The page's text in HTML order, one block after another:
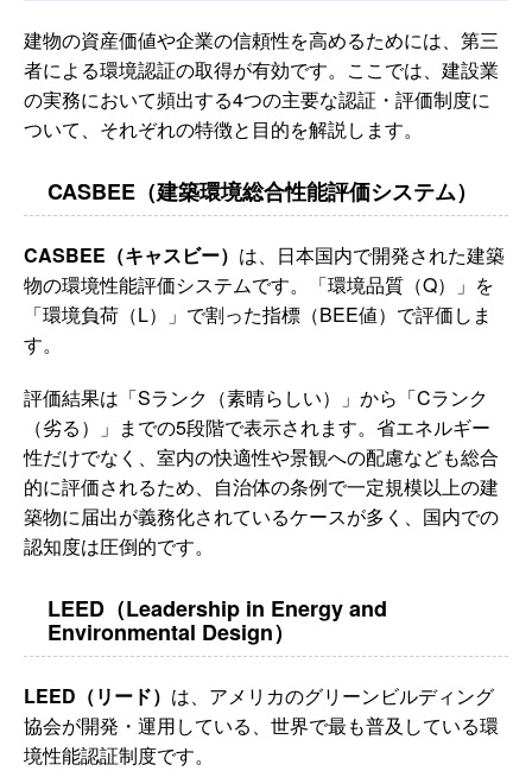
建物の資産価値や企業の信頼性を高めるためには、第三
者による環境認証の取得が有効です。ここでは、建設業
の実務において頻出する4つの主要な認証・評価制度に
ついて、それぞれの特徴と目的を解説します。
CASBEE（建築環境総合性能評価システム）
CASBEE（キャスビー） は、日本国内で開発された建築
物の環境性能評価システムです。「環境品質（Q）」を
「環境負荷（L）」で割った指標（BEE値）で評価しま
す。
評価結果は「Sランク（素晴らしい）」から「Cランク
（劣る）」までの5段階で表示されます。省エネルギー
性だけでなく、室内の快適性や景観への配慮なども総合
的に評価されるため、自治体の条例で一定規模以上の建
築物に届出が義務化されているケースが多く、国内での
認知度は圧倒的です。
LEED（Leadership in Energy and
Environmental Design）
LEED（リード） は、アメリカのグリーンビルディング
協会が開発・運用している、世界で最も普及している環
境性能認証制度です。